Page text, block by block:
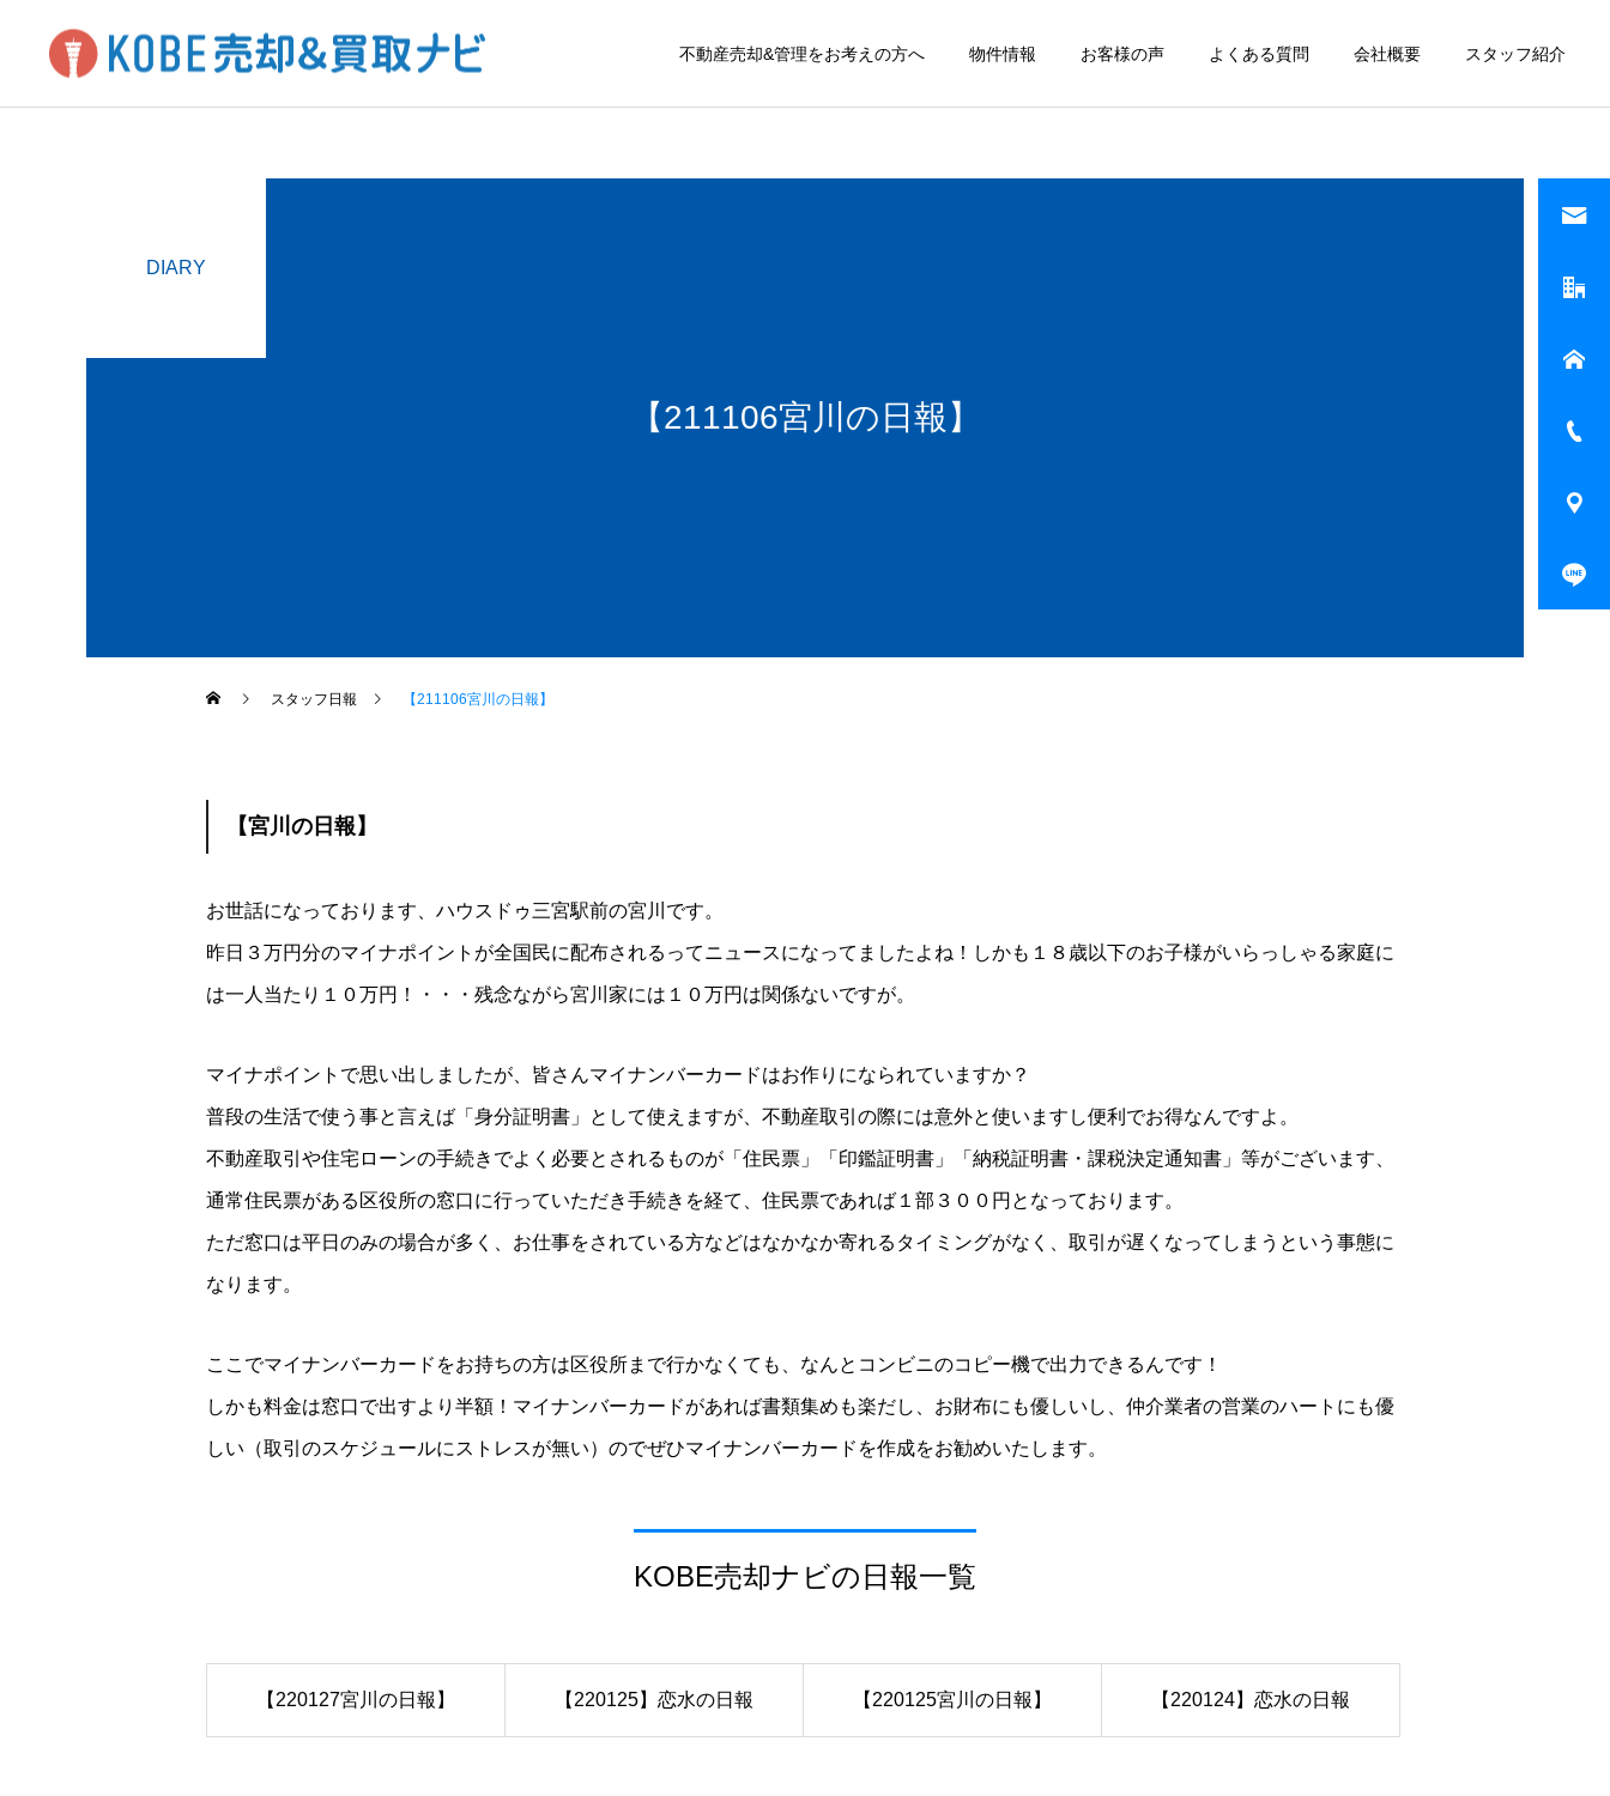
不動産売却&管理をお考えの方へ 物件情報 お客様の声 よくある質問 会社概要 スタッフ紹介
【211106宮川の日報】
DIARY
スタッフ日報 【211106宮川の日報】
【宮川の日報】
お世話になっております、ハウスドゥ三宮駅前の宮川です。
昨日３万円分のマイナポイントが全国民に配布されるってニュースになってましたよね！しかも１８歳以下のお子様がいらっしゃる家庭に
は一人当たり１０万円！・・・残念ながら宮川家には１０万円は関係ないですが。
マイナポイントで思い出しましたが、皆さんマイナンバーカードはお作りになられていますか？
普段の生活で使う事と言えば「身分証明書」として使えますが、不動産取引の際には意外と使いますし便利でお得なんですよ。
不動産取引や住宅ローンの手続きでよく必要とされるものが「住民票」「印鑑証明書」「納税証明書・課税決定通知書」等がございます、
通常住民票がある区役所の窓口に行っていただき手続きを経て、住民票であれば１部３００円となっております。
ただ窓口は平日のみの場合が多く、お仕事をされている方などはなかなか寄れるタイミングがなく、取引が遅くなってしまうという事態に
なります。
ここでマイナンバーカードをお持ちの方は区役所まで行かなくても、なんとコンビニのコピー機で出力できるんです！
しかも料金は窓口で出すより半額！マイナンバーカードがあれば書類集めも楽だし、お財布にも優しいし、仲介業者の営業のハートにも優
しい（取引のスケジュールにストレスが無い）のでぜひマイナンバーカードを作成をお勧めいたします。
KOBE売却ナビの日報一覧
【220127宮川の日報】 【220125】恋水の日報 【220125宮川の日報】 【220124】恋水の日報